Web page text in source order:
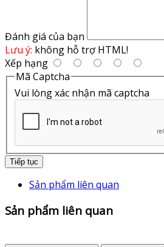
Đánh giá của bạn
Lưu ý: không hỗ trợ HTML!
Xếp hạng
Mã Captcha
Vui lòng xác nhận mã captcha
Tiếp tục
Sản phẩm liên quan
Sản phẩm liên quan